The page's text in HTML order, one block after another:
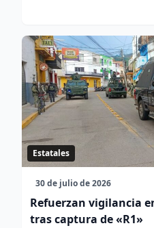
Estatales
30 de julio de 2026
Refuerzan vigilancia
tras captura de «R1»